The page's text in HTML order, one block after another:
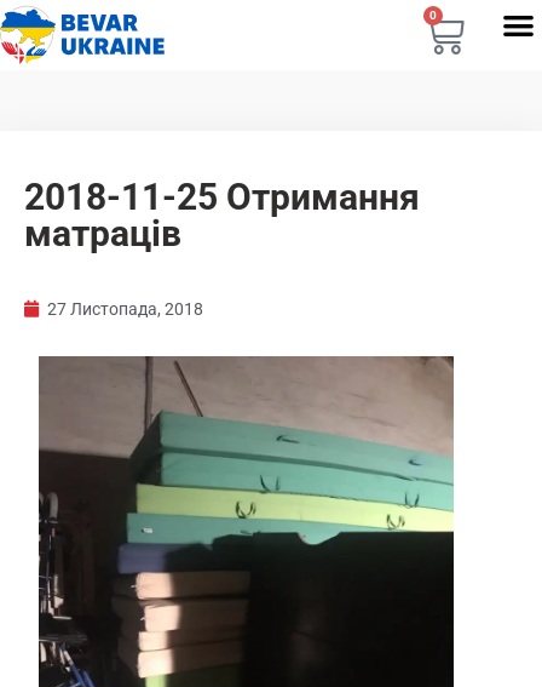
0
2018-11-25 Отримання
матраців
27 Листопада, 2018